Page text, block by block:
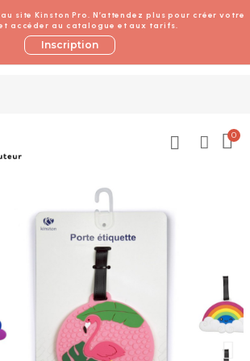
site Kinston Pro. N’attendez plus pour créer votre
accéder au catalogue et aux tarifs.
Inscription